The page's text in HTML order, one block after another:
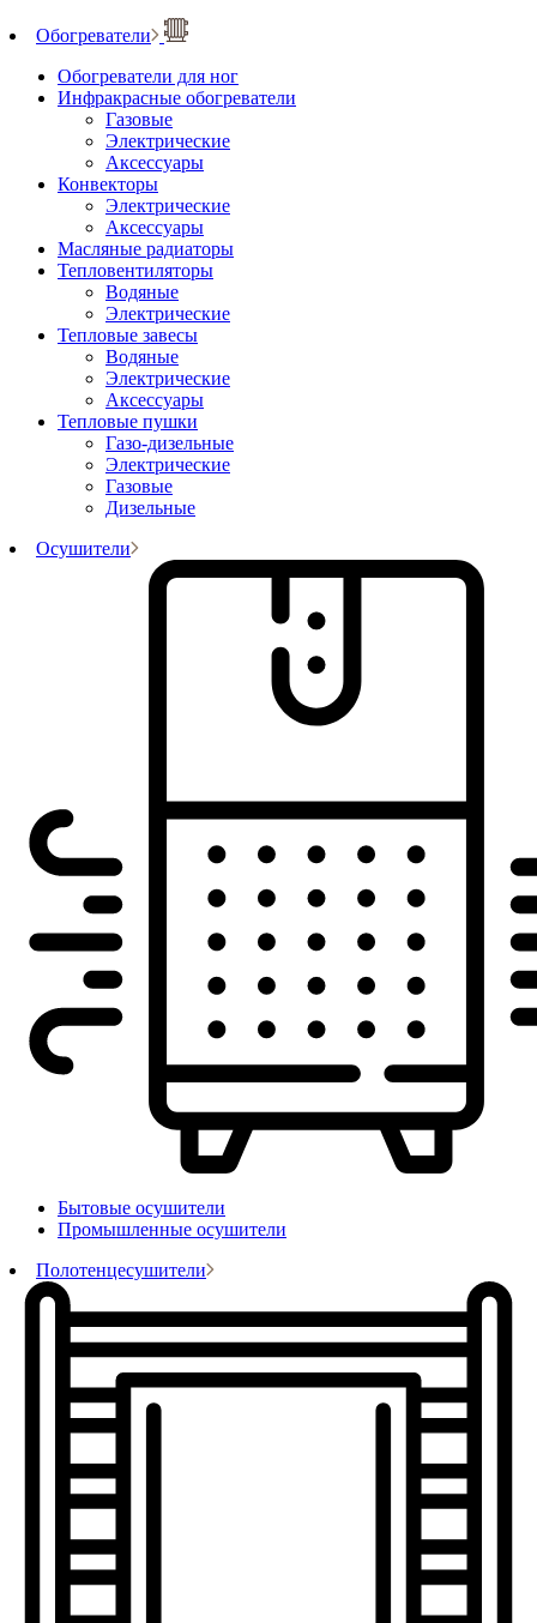
Обогреватели
Обогреватели для ног
Инфракрасные обогреватели
Газовые
Электрические
Аксессуары
Конвекторы
Электрические
Аксессуары
Масляные радиаторы
Тепловентиляторы
Водяные
Электрические
Тепловые завесы
Водяные
Электрические
Аксессуары
Тепловые пушки
Газо-дизельные
Электрические
Газовые
Дизельные
Осушители
Бытовые осушители
Промышленные осушители
Полотенцесушители